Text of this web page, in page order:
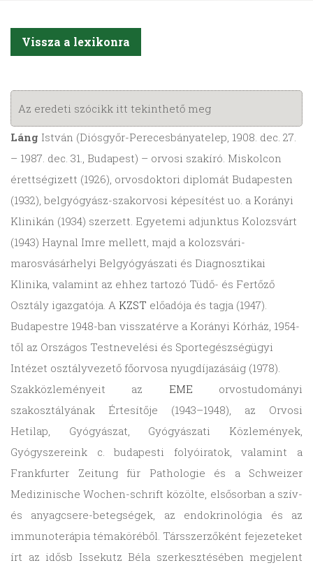
Vissza a lexikonra
Az eredeti szócikk itt tekinthető meg
Láng István (Diósgyőr-Perecesbányatelep, 1908. dec. 27.
– 1987. dec. 31., Budapest) – orvosi szakíró. Miskolcon
érettségizett (1926), orvosdoktori diplomát Budapesten
(1932), belgyógyász-szakorvosi képesítést uo. a Korányi
Klinikán (1934) szerzett. Egyetemi adjunktus Kolozsvárt
(1943) Haynal Imre mellett, majd a kolozsvári-
marosvásárhelyi Belgyógyászati és Diagnosztikai
Klinika, valamint az ehhez tartozó Tüdő- és Fertőző
Osztály igazgatója. A KZST előadója és tagja (1947).
Budapestre 1948-ban visszatérve a Korányi Kórház, 1954-
től az Országos Testnevelési és Sportegészségügyi
Intézet osztályvezető főorvosa nyugdíjazásáig (1978).
Szakközleményeit az EME orvostudományi
szakosztályának Értesítője (1943–1948), az Orvosi
Hetilap, Gyógyászat, Gyógyászati Közlemények,
Gyógyszereink c. budapesti folyóiratok, valamint a
Frankfurter Zeitung für Pathologie és a Schweizer
Medizinische Wochen-schrift közölte, elsősorban a szív-
és anyagcsere-betegségek, az endokrinológia és az
immunoterápia témaköréből. Társszerzőként fejezeteket
írt az idősb Issekutz Béla szerkesztésében megjelent